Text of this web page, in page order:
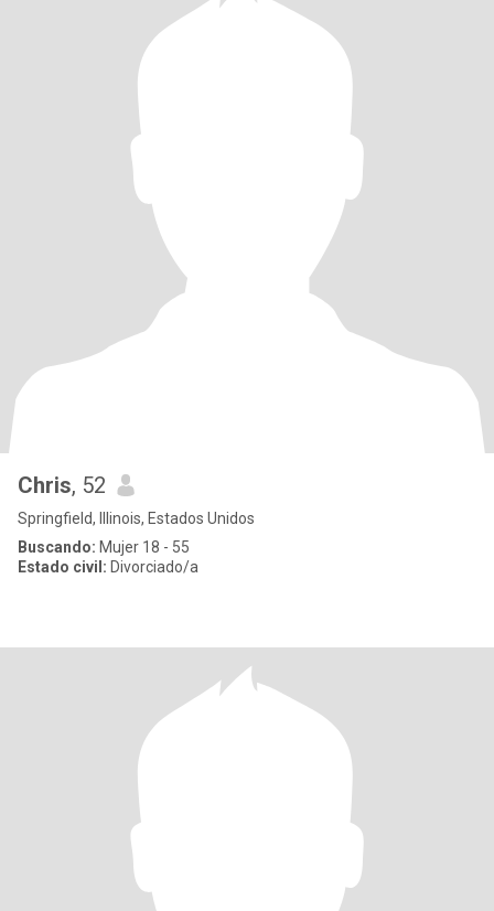
Chris, 52
Springfield, Illinois, Estados Unidos
Buscando: Mujer 18 - 55
Estado civil: Divorciado/a